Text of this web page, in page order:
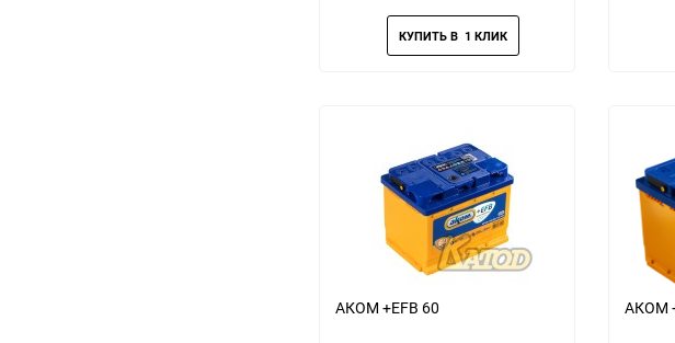
избранное
АКОМ +EFB 60 АКОМ